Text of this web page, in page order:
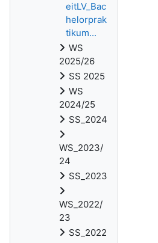
eitLV_Bac
helorprak
tikum...
WS
2025/26
SS 2025
WS
2024/25
SS_2024
WS_2023/
24
SS_2023
WS_2022/
23
SS_2022